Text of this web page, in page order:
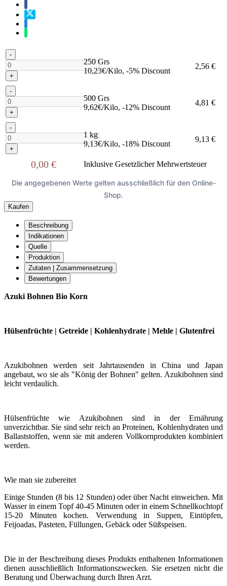
-
+
250 Grs
10,23€/Kilo, -5% Discount
2,56 €
-
+
500 Grs
9,62€/Kilo, -12% Discount
4,81 €
-
+
1 kg
9,13€/Kilo, -18% Discount
9,13 €
0,00 € Inklusive Gesetzlicher Mehrwertsteuer
Die angegebenen Werte gelten ausschließlich für den Online-
Shop.
Kaufen
Beschreibung
Indikationen
Quelle
Produktion
Zutaten | Zusammensetzung
Bewertungen
Azuki Bohnen Bio Korn
Hülsenfrüchte | Getreide | Kohlenhydrate | Mehle | Glutenfrei
Azukibohnen werden seit Jahrtausenden in China und Japan
angebaut, wo sie als "König der Bohnen" gelten. Azukibohnen sind
leicht verdaulich.
Hülsenfrüchte wie Azukibohnen sind in der Ernährung
unverzichtbar. Sie sind sehr reich an Proteinen, Kohlenhydraten und
Ballaststoffen, wenn sie mit anderen Vollkornprodukten kombiniert
werden.
Wie man sie zubereitet
Einige Stunden (8 bis 12 Stunden) oder über Nacht einweichen. Mit
Wasser in einem Topf 40-45 Minuten oder in einem Schnellkochtopf
15-20 Minuten kochen. Verwendung in Suppen, Eintöpfen,
Feijoadas, Pasteten, Füllungen, Gebäck oder Süßspeisen.
Die in der Beschreibung dieses Produkts enthaltenen Informationen
dienen ausschließlich Informationszwecken. Sie ersetzen nicht die
Beratung und Überwachung durch Ihren Arzt.